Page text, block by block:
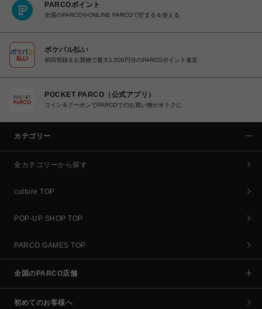
PARCOポイント
全国のPARCOやONLINE PARCOで貯まる＆使える
ポケパル払い
初回登録＆お買物で最大1,500円分のPARCOポイント進呈
POCKET PARCO（公式アプリ）
コイン＆クーポンでPARCOでのお買い物がオトクに
カテゴリー
全カテゴリーから探す
culture TOP
POP-UP SHOP TOP
PARCO GAMES TOP
全国のPARCO店舗
初めてのお客様へ